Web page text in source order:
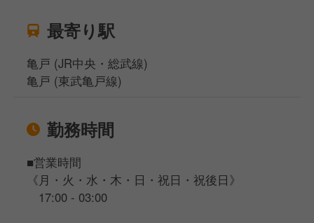
最寄り駅
亀戸 (JR中央・総武線)
亀戸 (東武亀戸線)
勤務時間
■営業時間
《月・火・水・木・日・祝日・祝後日》
17:00 - 03:00